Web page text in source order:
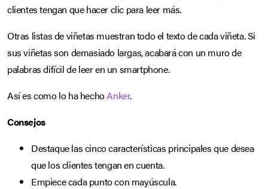
clientes tengan que hacer clic para leer más.
Otras listas de viñetas muestran todo el texto de cada viñeta. Si
sus viñetas son demasiado largas, acabará con un muro de
palabras difícil de leer en un smartphone.
Así es como lo ha hechoAnker.
Consejos
Destaque las cinco características principales que desea
que los clientes tengan en cuenta.
Empiece cada punto con mayúscula.